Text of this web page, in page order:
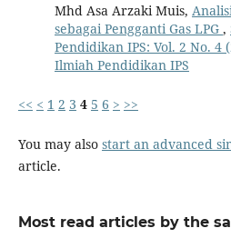
Mhd Asa Arzaki Muis,
sebagai Pengganti Gas LPG ,
Pendidikan IPS: Vol. 2 No. 4
Ilmiah Pendidikan IPS
<< < 1 2 3 4 5 6 > >>
You may also start an advanced
article.
Most read articles by the